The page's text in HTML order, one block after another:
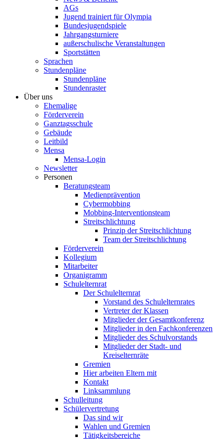
AGs
Jugend trainiert für Olympia
Bundesjugendspiele
Jahrgangsturniere
außerschulische Veranstaltungen
Sportstätten
Sprachen
Stundenpläne
Stundenpläne
Stundenraster
Über uns
Ehemalige
Förderverein
Ganztagsschule
Gebäude
Leitbild
Mensa
Mensa-Login
Newsletter
Personen
Beratungsteam
Medienprävention
Cybermobbing
Mobbing-Interventionsteam
Streitschlichtung
Prinzip der Streitschlichtung
Team der Streitschlichtung
Förderverein
Kollegium
Mitarbeiter
Organigramm
Schulelternrat
Der Schulelternrat
Vorstand des Schulelternrates
Vertreter der Klassen
Mitglieder der Gesamtkonferenz
Mitglieder in den Fachkonferenzen
Mitglieder des Schulvorstands
Mitglieder der Stadt- und
Kreiselternräte
Gremien
Hier arbeiten Eltern mit
Kontakt
Linksammlung
Schulleitung
Schülervertretung
Das sind wir
Wahlen und Gremien
Tätigkeitsbereiche